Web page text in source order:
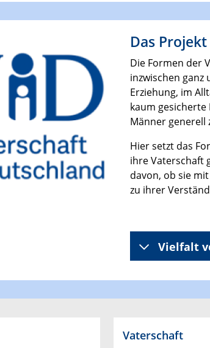
Das
Die Formen der
inzwischen
Erziehung, im
kaum
Männer generell
Hier setzt das
ihre Vaterschaft
davon, ob sie
zu ihrer
Vielfalt
Vaterschaft